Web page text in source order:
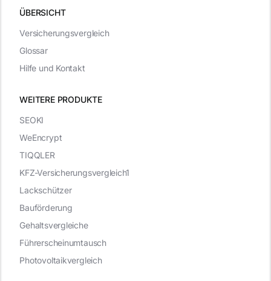
ÜBERSICHT
WEITERE PRODUKTE
Versicherungsvergleich
Glossar
Hilfe und Kontakt
SEOKI
WeEncrypt
TIQQLER
KFZ-Versicherungsvergleich1
Lackschützer
Bauförderung
Gehaltsvergleiche
Führerscheinumtausch
Photovoltaikvergleich